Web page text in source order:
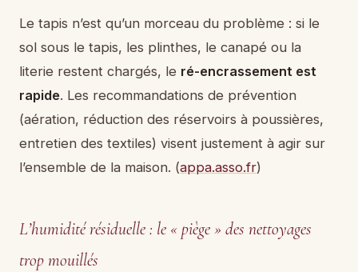
Le tapis n’est qu’un morceau du problème : si le
sol sous le tapis, les plinthes, le canapé ou la
literie restent chargés, le ré-encrassement est
rapide. Les recommandations de prévention
(aération, réduction des réservoirs à poussières,
entretien des textiles) visent justement à agir sur
l’ensemble de la maison. (appa.asso.fr)
L’humidité résiduelle : le « piège » des nettoyages
trop mouillés